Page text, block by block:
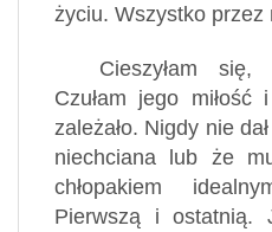
życiu. Wszystko przez
Cieszyłam
Czułam jego
zależało. Nigdy nie
niechciana lub że
chłopakiem
Pierwszą i ostatnią.